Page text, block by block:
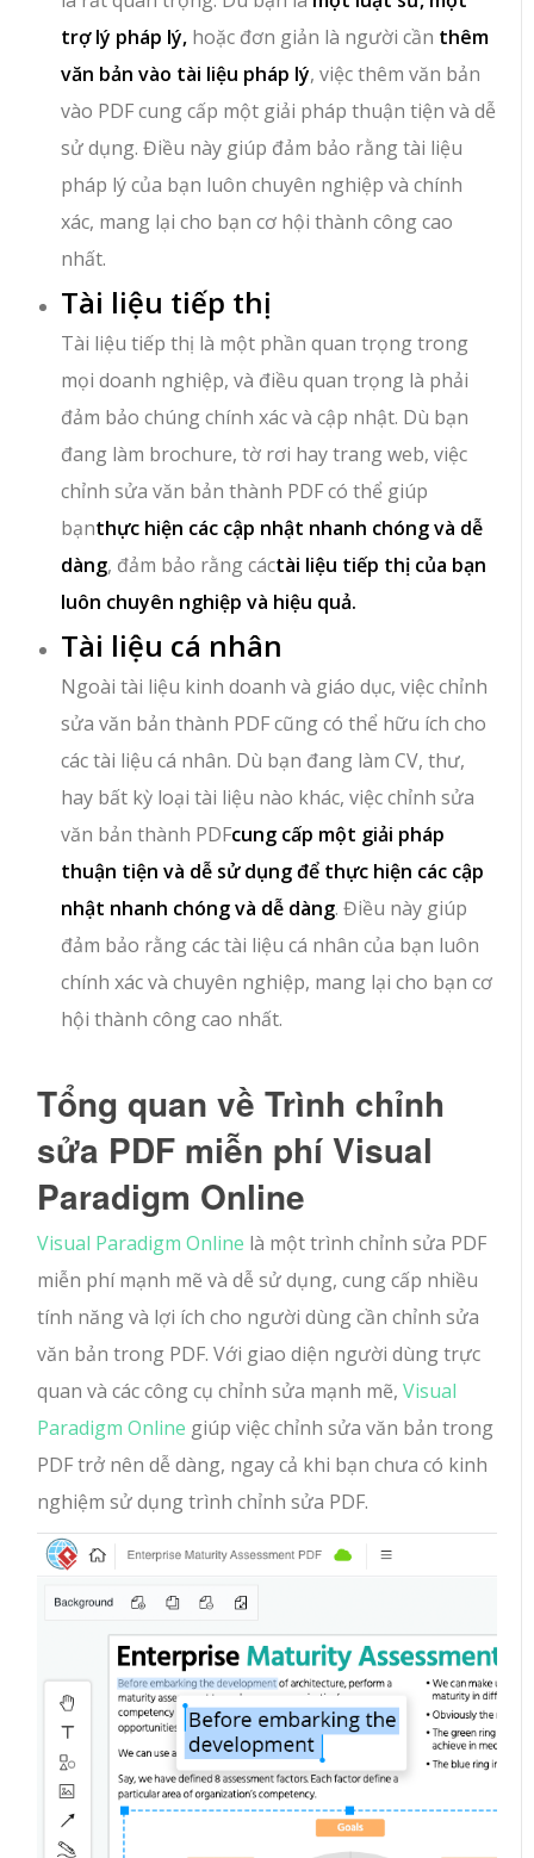
trợ lý pháp lý, hoặc đơn giản là người cần thêm
văn bản vào tài liệu pháp lý, việc thêm văn bản
vào PDF cung cấp một giải pháp thuận tiện và dễ
sử dụng. Điều này giúp đảm bảo rằng tài liệu
pháp lý của bạn luôn chuyên nghiệp và chính
xác, mang lại cho bạn cơ hội thành công cao
nhất.
Tài liệu tiếp thị
Tài liệu tiếp thị là một phần quan trọng trong
mọi doanh nghiệp, và điều quan trọng là phải
đảm bảo chúng chính xác và cập nhật. Dù bạn
đang làm brochure, tờ rơi hay trang web, việc
chỉnh sửa văn bản thành PDF có thể giúp
bạnthực hiện các cập nhật nhanh chóng và dễ
dàng, đảm bảo rằng cáctài liệu tiếp thị của bạn
luôn chuyên nghiệp và hiệu quả.
Tài liệu cá nhân
Ngoài tài liệu kinh doanh và giáo dục, việc chỉnh
sửa văn bản thành PDF cũng có thể hữu ích cho
các tài liệu cá nhân. Dù bạn đang làm CV, thư,
hay bất kỳ loại tài liệu nào khác, việc chỉnh sửa
văn bản thành PDFcung cấp một giải pháp
thuận tiện và dễ sử dụng để thực hiện các cập
nhật nhanh chóng và dễ dàng. Điều này giúp
đảm bảo rằng các tài liệu cá nhân của bạn luôn
chính xác và chuyên nghiệp, mang lại cho bạn cơ
hội thành công cao nhất.
Tổng quan về Trình chỉnh
sửa PDF miễn phí Visual
Paradigm Online
Visual Paradigm Online là một trình chỉnh sửa PDF
miễn phí mạnh mẽ và dễ sử dụng, cung cấp nhiều
tính năng và lợi ích cho người dùng cần chỉnh sửa
văn bản trong PDF. Với giao diện người dùng trực
quan và các công cụ chỉnh sửa mạnh mẽ,Visual
Paradigm Online giúp việc chỉnh sửa văn bản trong
PDF trở nên dễ dàng, ngay cả khi bạn chưa có kinh
nghiệm sử dụng trình chỉnh sửa PDF.